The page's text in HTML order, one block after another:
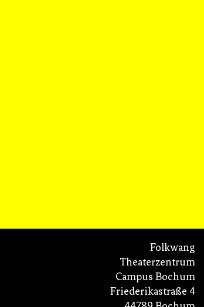
Folkwang
Theaterzentrum
Campus Bochum
Friederikastraße 4